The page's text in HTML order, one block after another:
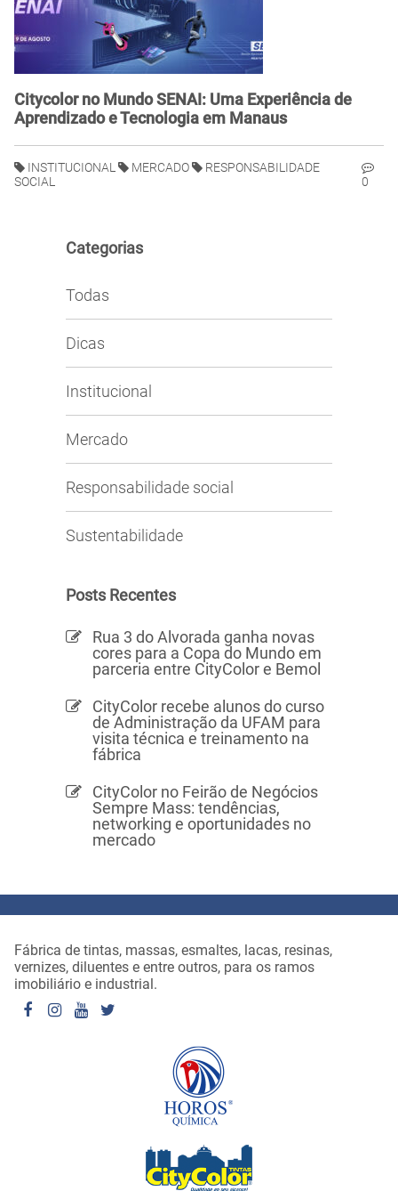
Citycolor no Mundo SENAI: Uma Experiência de
Aprendizado e Tecnologia em Manaus
INSTITUCIONAL MERCADO
RESPONSABILIDADE
SOCIAL
0
Categorias
Todas
Dicas
Institucional
Mercado
Responsabilidade social
Sustentabilidade
Posts Recentes
Rua 3 do Alvorada ganha novas
cores para a Copa do Mundo em
parceria entre CityColor e Bemol
CityColor recebe alunos do curso
de Administração da UFAM para
visita técnica e treinamento na
fábrica
CityColor no Feirão de Negócios
Sempre Mass: tendências,
networking e oportunidades no
mercado
Fábrica de tintas, massas, esmaltes, lacas, resinas,
vernizes, diluentes e entre outros, para os ramos
imobiliário e industrial.